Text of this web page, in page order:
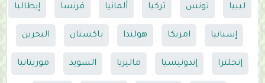
ليبيا تونس تركيا ألمانيا فرنسا إيطاليا
إسبانيا امريكا هولندا باكستان البحرين
إنجلترا إندونيسيا ماليزيا السويد موريتانيا